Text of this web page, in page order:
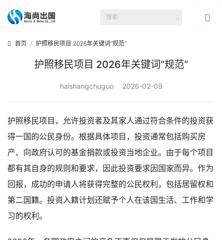
首页 护照移民项目 2026年关键词“规范”
护照移民项目 2026年关键词“规范”
haishangchuguo 2026-02-09
护照移民项目，允许投资者及其家人通过符合条件的投资获
得一国的公民身份。根据具体项目，投资通常包括购买房
产、向政府认可的基金捐款或投资当地企业。由于每个项目
都有其自身的规则和要求，因此投资要求因国家而异。作为
回报，成功的申请人将获得完整的公民权利，包括居留权和
第二国籍。投资入籍计划还赋予个人在该国生活、工作和学
习的权利。